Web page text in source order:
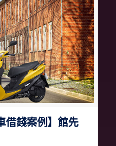
借錢案例】館先